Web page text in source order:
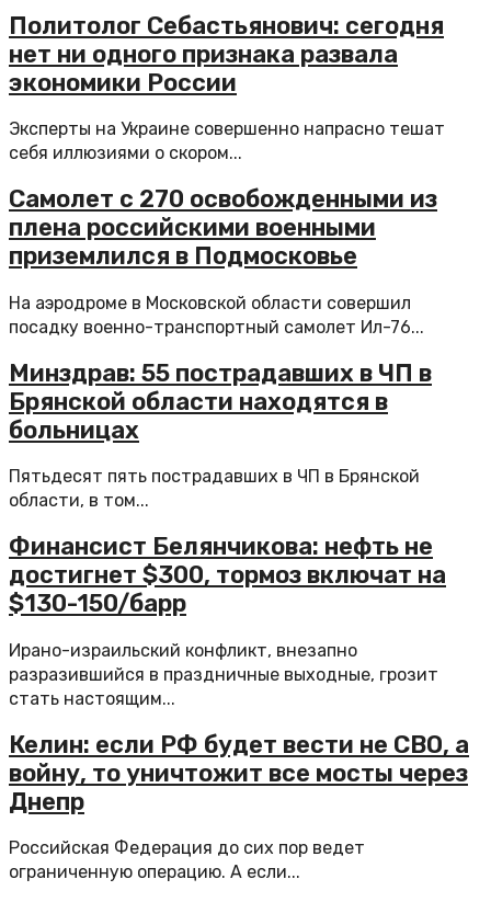
Политолог Себастьянович: сегодня
нет ни одного признака развала
экономики России
Эксперты на Украине совершенно напрасно тешат
себя иллюзиями о скором...
Самолет с 270 освобожденными из
плена российскими военными
приземлился в Подмосковье
На аэродроме в Московской области совершил
посадку военно-транспортный самолет Ил-76...
Минздрав: 55 пострадавших в ЧП в
Брянской области находятся в
больницах
Пятьдесят пять пострадавших в ЧП в Брянской
области, в том...
Финансист Белянчикова: нефть не
достигнет $300, тормоз включат на
$130-150/барр
Ирано-израильский конфликт, внезапно
разразившийся в праздничные выходные, грозит
стать настоящим...
Келин: если РФ будет вести не СВО, а
войну, то уничтожит все мосты через
Днепр
Российская Федерация до сих пор ведет
ограниченную операцию. А если...